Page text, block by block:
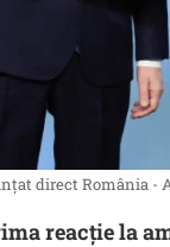
direct România -
reacție la